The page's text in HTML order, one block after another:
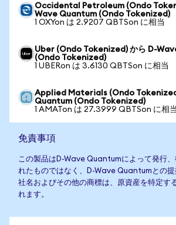
Occidental Petroleum (Ondo
Wave Quantum (Ondo Tokenized)
1 OXYon は 2.9207 QBTSon に相当
Uber (Ondo Tokenized) から D-
(Ondo Tokenized)
1 UBERon は 3.6130 QBTSon に相当
Applied Materials (Ondo
Quantum (Ondo Tokenized)
1 AMATon は 27.3999 QBTSon に相当
免責事項
この製品はD-Wave Quantumによって発行、
れたものではなく、D-Wave Quantumとの提
社名およびその他の商標は、原資産を特定す
れます。